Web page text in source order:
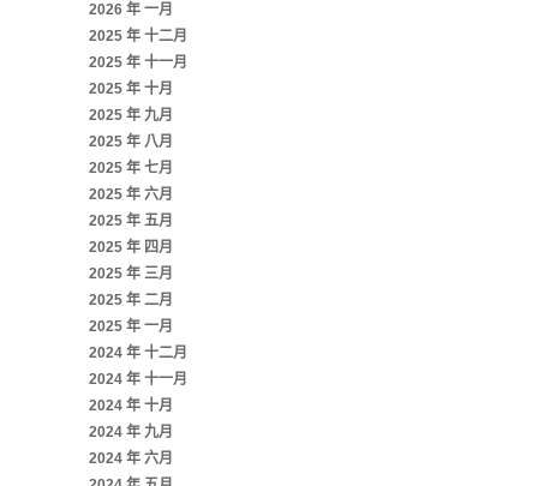
2026 年 一月
2025 年 十二月
2025 年 十一月
2025 年 十月
2025 年 九月
2025 年 八月
2025 年 七月
2025 年 六月
2025 年 五月
2025 年 四月
2025 年 三月
2025 年 二月
2025 年 一月
2024 年 十二月
2024 年 十一月
2024 年 十月
2024 年 九月
2024 年 六月